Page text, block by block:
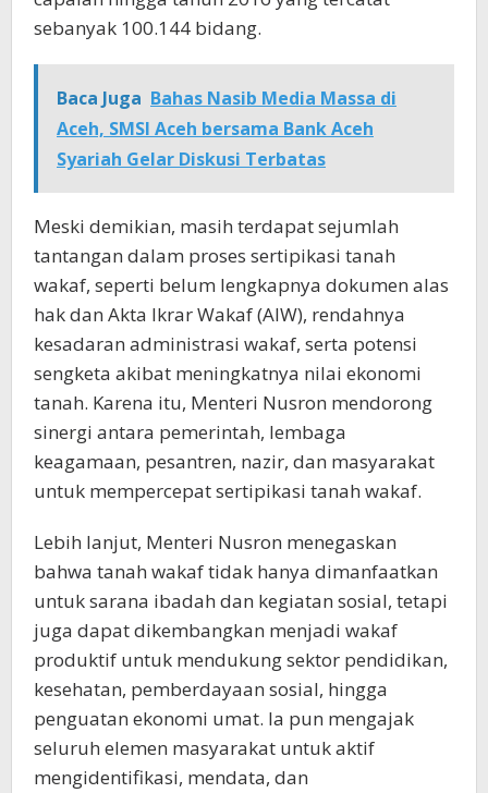
sebanyak 100.144 bidang.
Baca Juga Bahas Nasib Media Massa di
Aceh, SMSI Aceh bersama Bank Aceh
Syariah Gelar Diskusi Terbatas
Meski demikian, masih terdapat sejumlah
tantangan dalam proses sertipikasi tanah
wakaf, seperti belum lengkapnya dokumen alas
hak dan Akta Ikrar Wakaf (AIW), rendahnya
kesadaran administrasi wakaf, serta potensi
sengketa akibat meningkatnya nilai ekonomi
tanah. Karena itu, Menteri Nusron mendorong
sinergi antara pemerintah, lembaga
keagamaan, pesantren, nazir, dan masyarakat
untuk mempercepat sertipikasi tanah wakaf.
Lebih lanjut, Menteri Nusron menegaskan
bahwa tanah wakaf tidak hanya dimanfaatkan
untuk sarana ibadah dan kegiatan sosial, tetapi
juga dapat dikembangkan menjadi wakaf
produktif untuk mendukung sektor pendidikan,
kesehatan, pemberdayaan sosial, hingga
penguatan ekonomi umat. Ia pun mengajak
seluruh elemen masyarakat untuk aktif
mengidentifikasi, mendata, dan